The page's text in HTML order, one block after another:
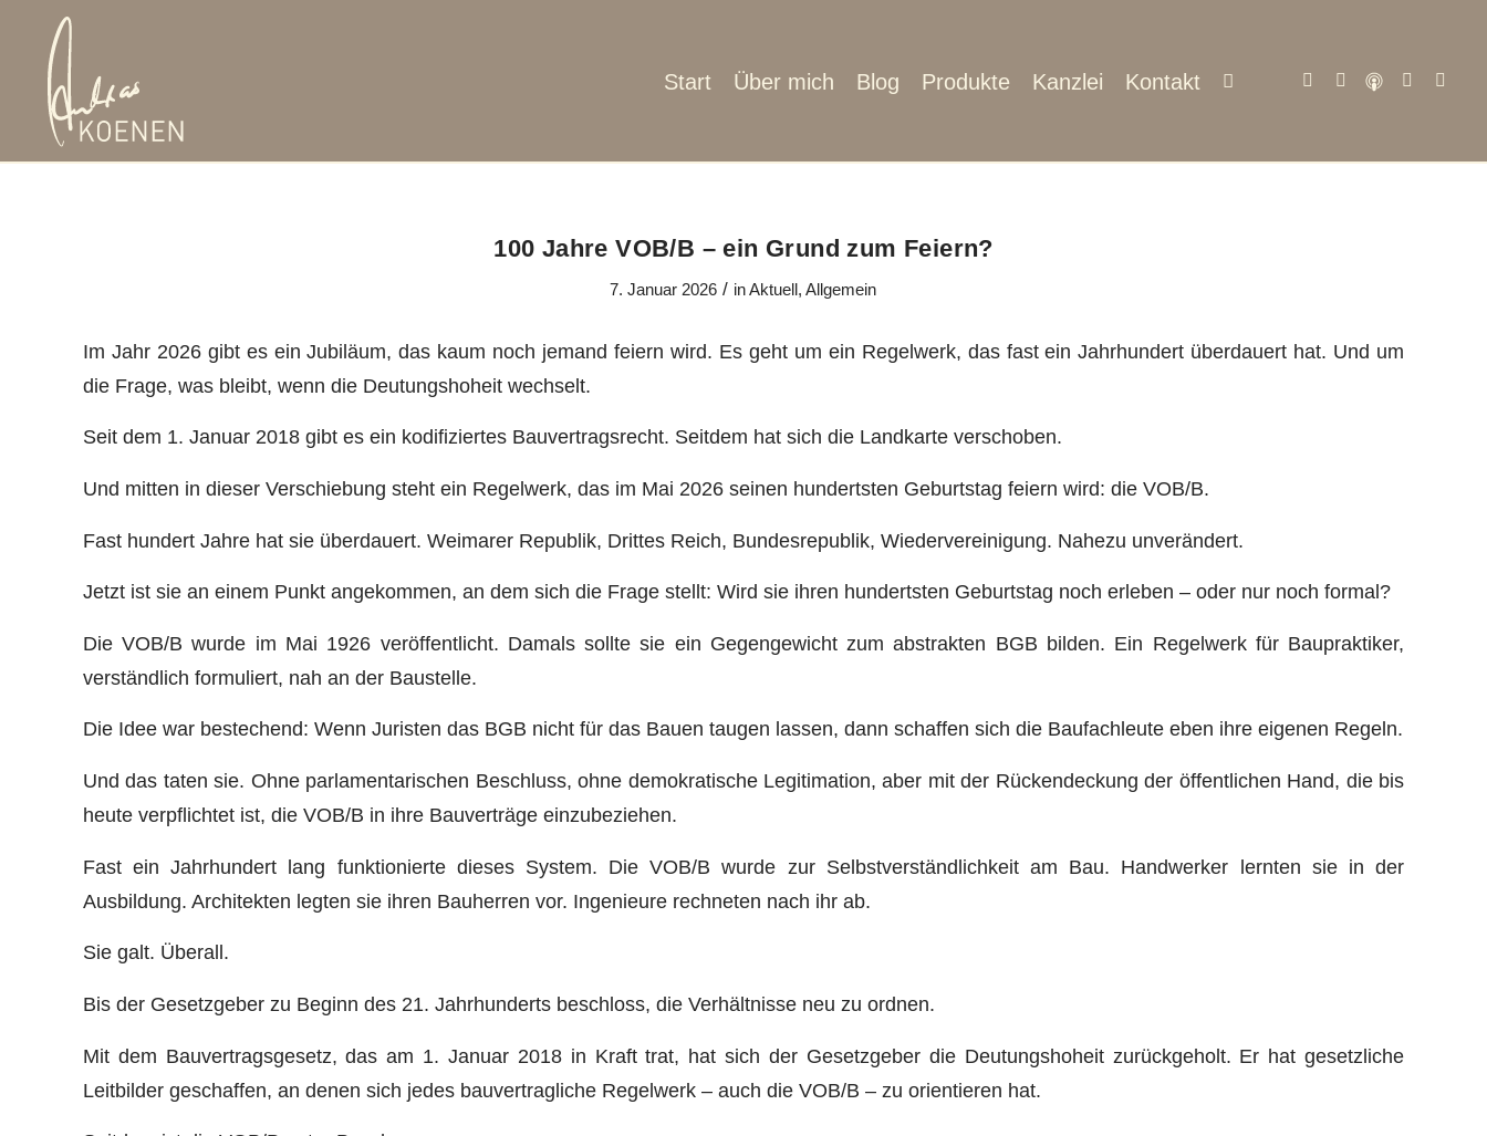
Start Über mich Blog Produkte Kanzlei Kontakt
100 Jahre VOB/B – ein Grund zum Feiern?
7. Januar 2026 / inAktuell ,Allgemein
Im Jahr 2026 gibt es ein Jubiläum, das kaum noch jemand feiern wird. Es geht um ein Regelwerk, das fast ein Jahrhundert überdauert hat. Und um
die Frage, was bleibt, wenn die Deutungshoheit wechselt.
Seit dem 1. Januar 2018 gibt es ein kodifiziertes Bauvertragsrecht. Seitdem hat sich die Landkarte verschoben.
Und mitten in dieser Verschiebung steht ein Regelwerk, das im Mai 2026 seinen hundertsten Geburtstag feiern wird: die VOB/B.
Fast hundert Jahre hat sie überdauert. Weimarer Republik, Drittes Reich, Bundesrepublik, Wiedervereinigung. Nahezu unverändert.
Jetzt ist sie an einem Punkt angekommen, an dem sich die Frage stellt: Wird sie ihren hundertsten Geburtstag noch erleben – oder nur noch formal?
Die VOB/B wurde im Mai 1926 veröffentlicht. Damals sollte sie ein Gegengewicht zum abstrakten BGB bilden. Ein Regelwerk für Baupraktiker,
verständlich formuliert, nah an der Baustelle.
Die Idee war bestechend: Wenn Juristen das BGB nicht für das Bauen taugen lassen, dann schaffen sich die Baufachleute eben ihre eigenen Regeln.
Und das taten sie. Ohne parlamentarischen Beschluss, ohne demokratische Legitimation, aber mit der Rückendeckung der öffentlichen Hand, die bis
heute verpflichtet ist, die VOB/B in ihre Bauverträge einzubeziehen.
Fast ein Jahrhundert lang funktionierte dieses System. Die VOB/B wurde zur Selbstverständlichkeit am Bau. Handwerker lernten sie in der
Ausbildung. Architekten legten sie ihren Bauherren vor. Ingenieure rechneten nach ihr ab.
Sie galt. Überall.
Bis der Gesetzgeber zu Beginn des 21. Jahrhunderts beschloss, die Verhältnisse neu zu ordnen.
Mit dem Bauvertragsgesetz, das am 1. Januar 2018 in Kraft trat, hat sich der Gesetzgeber die Deutungshoheit zurückgeholt. Er hat gesetzliche
Leitbilder geschaffen, an denen sich jedes bauvertragliche Regelwerk – auch die VOB/B – zu orientieren hat.